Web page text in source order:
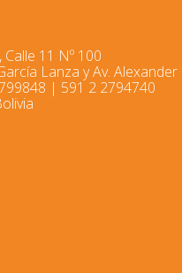
11 Nº 100
Lanza y Av. Alexander
| 591 2 2794740